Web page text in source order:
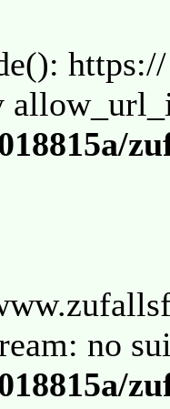
no